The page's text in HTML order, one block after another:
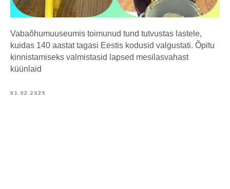
Vabaõhumuuseumis toimunud tund tutvustas lastele,
kuidas 140 aastat tagasi Eestis kodusid valgustati. Õpitu
kinnistamiseks valmistasid lapsed mesilasvahast
küünlaid
01.02.2025